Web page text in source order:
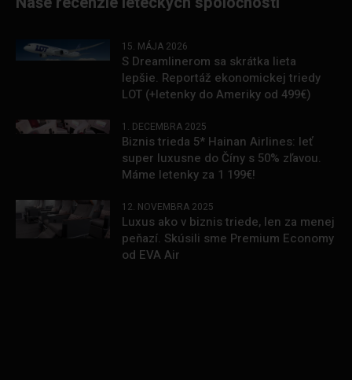
15. MÁJA 2026
S Dreamlinerom sa skrátka lieta
lepšie. Reportáž ekonomickej triedy
LOT (+letenky do Ameriky od 499€)
1. DECEMBRA 2025
Biznis trieda 5* Hainan Airlines: leť
super luxusne do Číny s 50% zľavou.
Máme letenky za 1 199€!
12. NOVEMBRA 2025
Luxus ako v biznis triede, len za menej
peňazí. Skúsili sme Premium Economy
od EVA Air